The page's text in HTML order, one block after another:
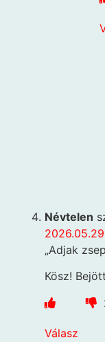
Névtelen
„Adjak
Kösz!
Válasz